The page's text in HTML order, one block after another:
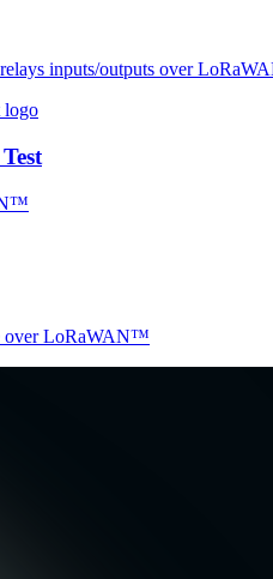
inputs/outputs over
over LoRaWAN™